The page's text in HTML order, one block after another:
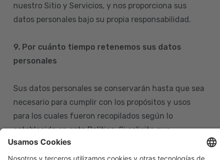
nuestro Sitio y Servicios, y nos proporciona sus
datos personales bajo su propia responsabilidad.
9. Por cuánto tiempo retenemos sus datos
personales
Sus datos personales se conservarán hasta que sea
necesario para cumplir con los propósitos y usos
para los cuales fueron recopilados según lo
establecido en esta Política. Si solicita que
eliminemos sus datos personales de nuestras bases
de datos, tenga en cuenta que igualmente